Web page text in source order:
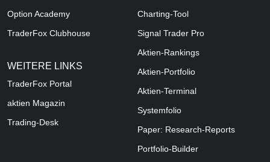
Option Academy
TraderFox Clubhouse
WEITERE LINKS
TraderFox Portal
aktien Magazin
Trading-Desk
Charting-Tool
Signal Trader Pro
Aktien-Rankings
Aktien-Portfolio
Aktien-Terminal
Systemfolio
Paper: Research-Reports
Portfolio-Builder